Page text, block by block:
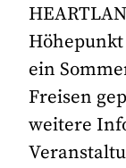
Höhepunkt
ein
Freisen
weitere